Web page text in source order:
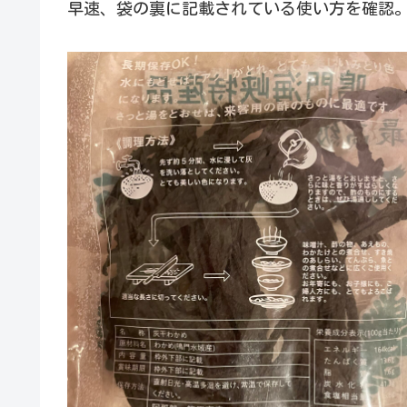
早速、袋の裏に記載されている使い方を確認